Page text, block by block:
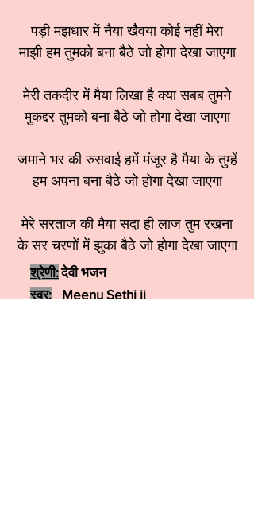
पड़ी मझधार में नैया खैैवया कोई नहीं मेरा
माझी हम तुमको बना बैठे जो होगा देखा जाएगा
मेरी तकदीर में मैया लिखा है क्या सबब तुमने
मुकद्दर तुमको बना बैठे जो होगा देखा जाएगा
जमाने भर की रुसवाई हमें मंजूर है मैया के तुम्हें
हम अपना बना बैठे जो होगा देखा जाएगा
मेरे सरताज की मैया सदा ही लाज तुम रखना
के सर चरणों में झुका बैठे जो होगा देखा जाएगा
श्रेणी:देवी भजन
स्वर:
Meenu Sethi ji